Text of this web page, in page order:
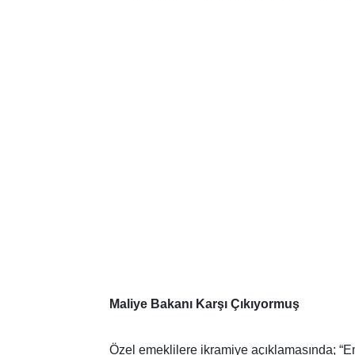
Maliye Bakanı Karşı Çıkıyormuş
Özel emeklilere ikramiye açıklamasında;